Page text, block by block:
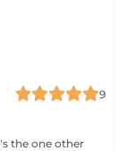
9
the one other